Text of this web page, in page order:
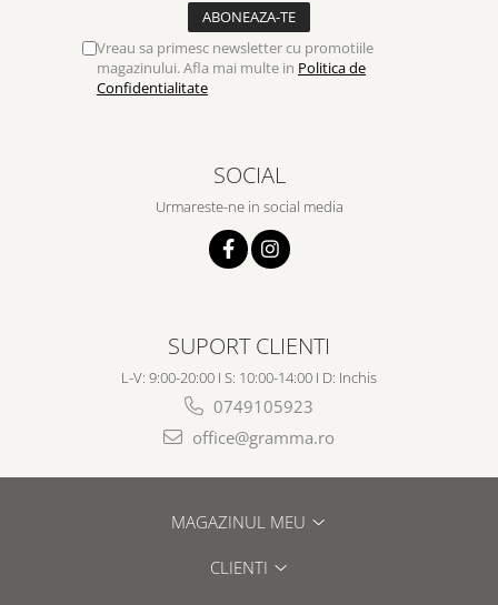
Vreau sa primesc newsletter cu promotiile
magazinului. Afla mai multe in Politica de
Confidentialitate
SOCIAL
Urmareste-ne in social media
SUPORT CLIENTI
L-V: 9:00-20:00 I S: 10:00-14:00 I D: Inchis
0749105923
office@gramma.ro
MAGAZINUL MEU
CLIENTI